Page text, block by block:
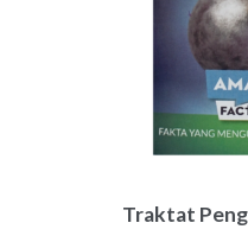
Traktat